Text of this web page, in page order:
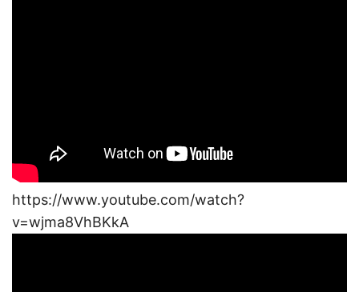
https://www.youtube.com/watch?
v=wjma8VhBKkA